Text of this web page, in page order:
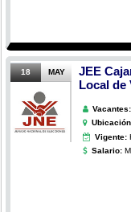
18 MAY
JEE
Local de
Vacantes:
Vigente:
Salario: